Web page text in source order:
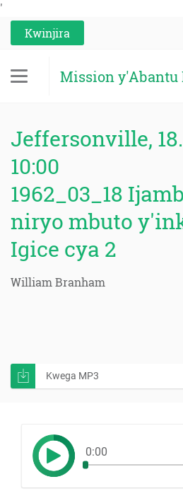
'
Kwinjira
Mission y'Abantu
Jeffersonville,
10:00
1962_03_18
niryo mbuto
Igice cya 2
William Branham
Kwega MP3
0:00